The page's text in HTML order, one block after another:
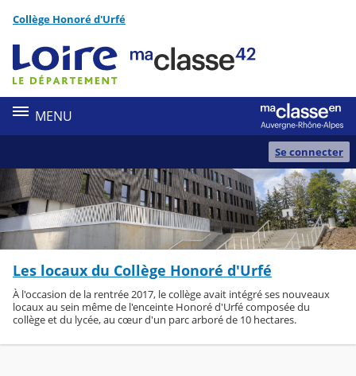
Contenu
Collège Honoré d'Urfé
MENU
Se connecter
Les locaux du Collège Honoré d'Urfé
À l'occasion de la rentrée 2017, le collège avait intégré ses nouveaux
locaux au sein même de l'enceinte Honoré d'Urfé composée du
collège et du lycée, au cœur d'un parc arboré de 10 hectares.